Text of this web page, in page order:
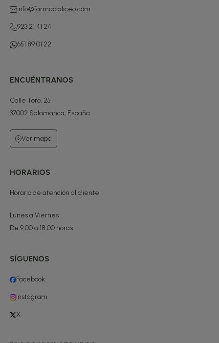
info@farmacialiceo.com
923 21 41 24
651 89 01 22
ENCUÉNTRANOS
Calle Toro, 25
37002 Salamanca, España
Ver mapa
HORARIOS
Horario de atención al cliente
Lunes a Viernes
De 9:00 a 18:00 horas
SÍGUENOS
Facebook
Instagram
X